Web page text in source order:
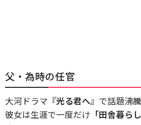
父・為時の任官
大河ドラマ 『光る君へ』 で話題沸
彼女は生涯で一度だけ 「田舎暮らし